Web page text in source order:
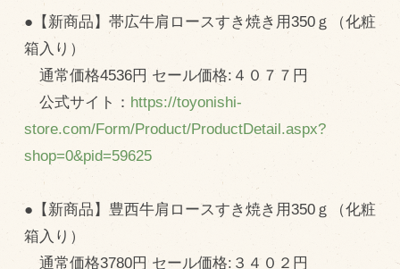
●【新商品】帯広牛肩ロースすき焼き用350ｇ（化粧
箱入り）
通常価格4536円 セール価格:４０７７円
公式サイト： https://toyonishi-
store.com/Form/Product/ProductDetail.aspx?
shop=0&pid=59625
●【新商品】豊西牛肩ロースすき焼き用350ｇ（化粧
箱入り）
通常価格3780円 セール価格:３４０２円